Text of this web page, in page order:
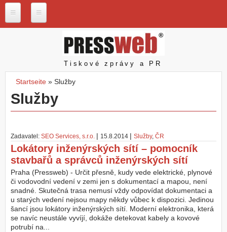
P
e
b
.
c
N
a
š
e
s
l
u
ž
b
y
Pressweb
Tiskové zprávy a PR
Sie sind hier
Startseite » Služby
Služby
Zadavatel: SEO Services, s.r.o. | 15.8.2014 | Služby, ČR
Lokátory inženýrských sítí – pomocník
stavbařů a správců inženýrských sítí
Praha (Pressweb) - Určit přesně, kudy vede elektrické, plynové
či vodovodní vedení v zemi jen s dokumentací a mapou, není
snadné. Skutečná trasa nemusí vždy odpovídat dokumentaci a
u starých vedení nejsou mapy někdy vůbec k dispozici. Jedinou
šancí jsou lokátory inženýrských sítí. Moderní elektronika, která
se navíc neustále vyvíjí, dokáže detekovat kabely a kovové
potrubí na...